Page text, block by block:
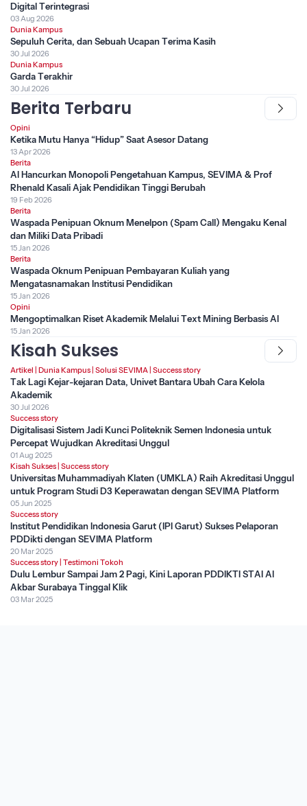
Digital Terintegrasi
03 Aug 2026
Dunia Kampus
Sepuluh Cerita, dan Sebuah Ucapan Terima Kasih
30 Jul 2026
Dunia Kampus
Garda Terakhir
30 Jul 2026
Berita Terbaru
Opini
Ketika Mutu Hanya “Hidup” Saat Asesor Datang
13 Apr 2026
Berita
AI Hancurkan Monopoli Pengetahuan Kampus, SEVIMA & Prof
Rhenald Kasali Ajak Pendidikan Tinggi Berubah
19 Feb 2026
Berita
Waspada Penipuan Oknum Menelpon (Spam Call) Mengaku Kenal
dan Miliki Data Pribadi
15 Jan 2026
Berita
Waspada Oknum Penipuan Pembayaran Kuliah yang
Mengatasnamakan Institusi Pendidikan
15 Jan 2026
Opini
Mengoptimalkan Riset Akademik Melalui Text Mining Berbasis AI
15 Jan 2026
Kisah Sukses
Artikel Dunia Kampus Solusi SEVIMA Success story
Tak Lagi Kejar-kejaran Data, Univet Bantara Ubah Cara Kelola
Akademik
30 Jul 2026
Success story
Digitalisasi Sistem Jadi Kunci Politeknik Semen Indonesia untuk
Percepat Wujudkan Akreditasi Unggul
01 Aug 2025
Kisah Sukses Success story
Universitas Muhammadiyah Klaten (UMKLA) Raih Akreditasi Unggul
untuk Program Studi D3 Keperawatan dengan SEVIMA Platform
05 Jun 2025
Success story
Institut Pendidikan Indonesia Garut (IPI Garut) Sukses Pelaporan
PDDikti dengan SEVIMA Platform
20 Mar 2025
Success story Testimoni Tokoh
Dulu Lembur Sampai Jam 2 Pagi, Kini Laporan PDDIKTI STAI Al
Akbar Surabaya Tinggal Klik
03 Mar 2025